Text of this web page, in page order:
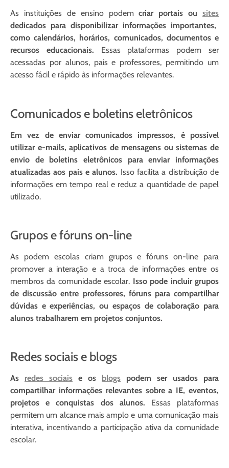
As instituições de ensino podemcriar portais ou sites
dedicados para disponibilizar informações importantes,
como calendários, horários, comunicados, documentos e
recursos educacionais. Essas plataformas podem ser
acessadas por alunos, pais e professores, permitindo um
acesso fácil e rápido às informações relevantes.
Comunicados e boletins eletrônicos
Em vez de enviar comunicados impressos, é possível
utilizar e-mails, aplicativos de mensagens ou sistemas de
envio de boletins eletrônicos para enviar informações
atualizadas aos pais e alunos. Isso facilita a distribuição de
informações em tempo real e reduz a quantidade de papel
utilizado.
Grupos e fóruns on-line
As podem escolas criam grupos e fóruns on-line para
promover a interação e a troca de informações entre os
membros da comunidade escolar. Isso pode incluir grupos
de discussão entre professores, fóruns para compartilhar
dúvidas e experiências, ou espaços de colaboração para
alunos trabalharem em projetos conjuntos.
Redes sociais e blogs
As redes sociais e os blogs podem ser usados ​​para
compartilhar informações relevantes sobre a IE, eventos,
projetos e conquistas dos alunos. Essas plataformas
permitem um alcance mais amplo e uma comunicação mais
interativa, incentivando a participação ativa da comunidade
escolar.